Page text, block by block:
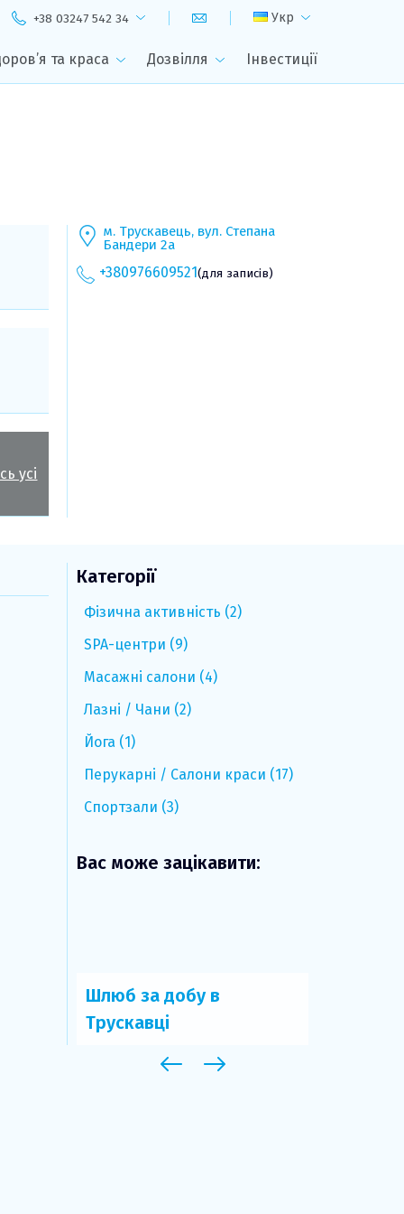
+38 03247 542 34 Укр
та краса Дозвілля Інвестиції
усі
м. Трускавець, вул. Степана
Бандери 2а
+380976609521(для записів)
Категорії
Фізична активність (2)
SPA-центри (9)
Масажні салони (4)
Лазні / Чани (2)
Йога (1)
Перукарні / Салони краси (17)
Спортзали (3)
Вас може зацікавити:
Шлюб за добу в
Трускавці